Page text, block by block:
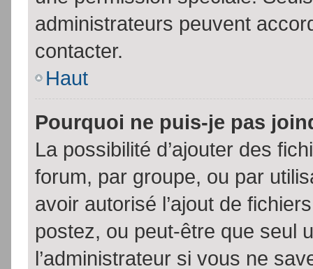
administrateurs peuvent
contacter.
Haut
Pourquoi ne puis-je pas
La possibilité d’ajouter des
forum, par groupe, ou par
avoir autorisé l’ajout de
postez, ou peut-être que seul
l’administrateur si vous ne